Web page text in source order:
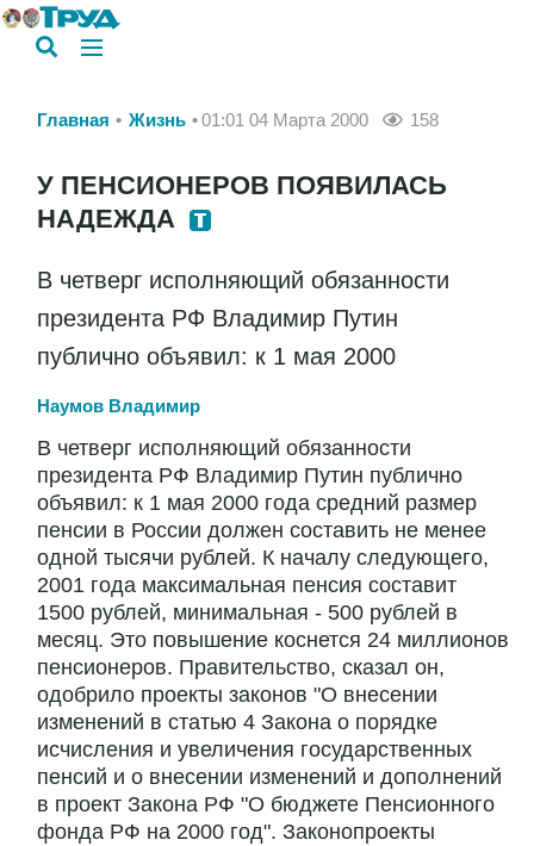
Главная Жизнь 01:01 04 Марта 2000 158
У ПЕНСИОНЕРОВ ПОЯВИЛАСЬ
НАДЕЖДА
В четверг исполняющий обязанности
президента РФ Владимир Путин
публично объявил: к 1 мая 2000
Наумов Владимир
В четверг исполняющий обязанности
президента РФ Владимир Путин публично
объявил: к 1 мая 2000 года средний размер
пенсии в России должен составить не менее
одной тысячи рублей. К началу следующего,
2001 года максимальная пенсия составит
1500 рублей, минимальная - 500 рублей в
месяц. Это повышение коснется 24 миллионов
пенсионеров. Правительство, сказал он,
одобрило проекты законов "О внесении
изменений в статью 4 Закона о порядке
исчисления и увеличения государственных
пенсий и о внесении изменений и дополнений
в проект Закона РФ "О бюджете Пенсионного
фонда РФ на 2000 год". Законопроекты